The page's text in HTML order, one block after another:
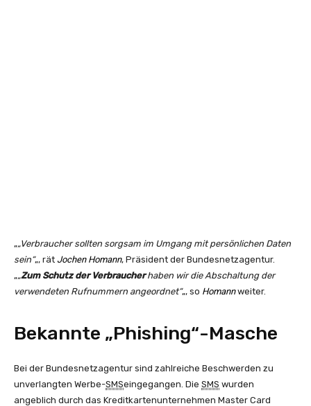
„ Verbraucher sollten sorgsam im Umgang mit persönlichen Daten
sein „, rät Jochen Homann, Präsident der Bundesnetzagentur.
„ Zum Schutz der Verbraucherhaben wir die Abschaltung der
verwendeten Rufnummern angeordnet „, so Homannweiter.
Bekannte „Phishing“-Masche
Bei der Bundesnetzagentur sind zahlreiche Beschwerden zu
unverlangten Werbe-SMSeingegangen. Die SMS wurden
angeblich durch das Kreditkartenunternehmen Master Card